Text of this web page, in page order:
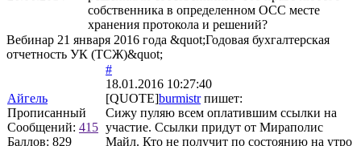
собственника в определенном ОСС месте
хранения протокола и решений?
Вебинар 21 января 2016 года &quot;Годовая бухгалтерская
отчетность УК (ТСЖ)&quot;
Айгель
Прописанный
Сообщений: 415
Баллов: 829
#
18.01.2016 10:27:40
[QUOTE]burmistrпишет:
Сижу пуляю всем оплатившим ссылки на
участие. Ссылки придут от Мираполис
Майл. Кто не получит по состоянию на утро